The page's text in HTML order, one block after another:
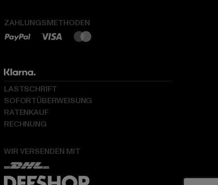
ZAHLUNGSMETHODEN
WIR VERSENDEN MIT
LASTSCHRIFT
SOFORTÜBERWEISUNG
RATENKAUF
RECHNUNG